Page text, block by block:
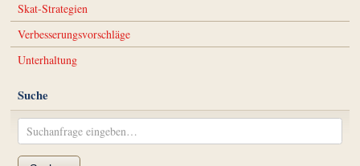
Skat-Strategien
Verbesserungsvorschläge
Unterhaltung
Suche